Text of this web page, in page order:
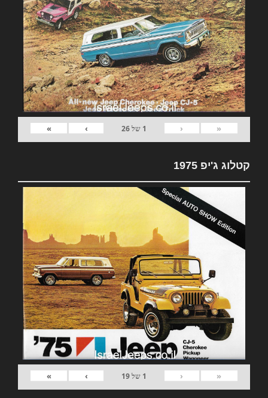
«
‹
1 של26
›
»
קטלוג ג'יפ 1975
«
‹
1 של19
›
»